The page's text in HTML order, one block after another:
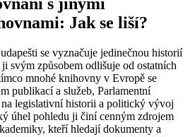
Jak se liší?
se vyznačuje jedinečnou historií
svým způsobem odlišuje od ostatních
mnohé knihovny v Evropě se
publikací a služeb, Parlamentní
legislativní historii a politický vývoj
úhel pohledu ji činí cenným zdrojem
kteří hledají dokumenty a